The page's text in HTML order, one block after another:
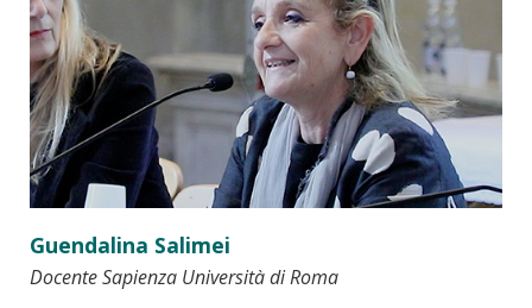
Guendalina Salimei
Docente Sapienza Università di Roma